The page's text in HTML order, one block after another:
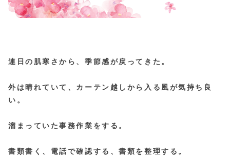
連日の肌寒さから、季節感が戻ってきた。
外は晴れていて、カーテン越しから入る風が気持ち良
い。
溜まっていた事務作業をする。
書類書く、電話で確認する、書類を整理する。